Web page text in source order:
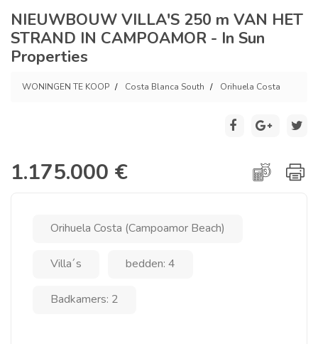
NIEUWBOUW VILLA'S 250 m VAN HET
STRAND IN CAMPOAMOR - In Sun
Properties
WONINGEN TE KOOP Costa Blanca South Orihuela Costa
1.175.000 €
Orihuela Costa (Campoamor Beach)
Villa´s bedden: 4
Badkamers: 2